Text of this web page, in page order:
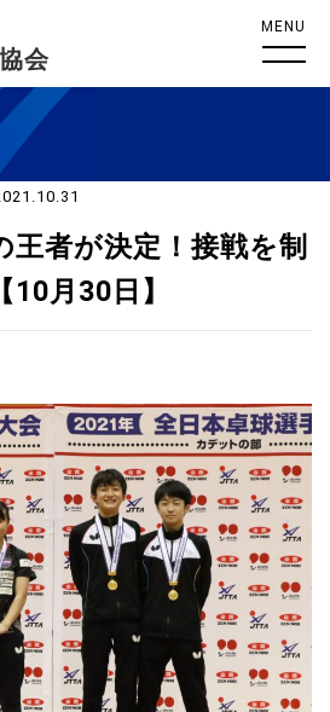
会
MENU
王者が決定！接戦を制
月30日】